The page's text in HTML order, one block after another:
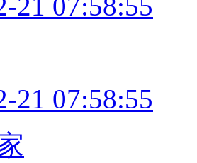
21 07:58:55